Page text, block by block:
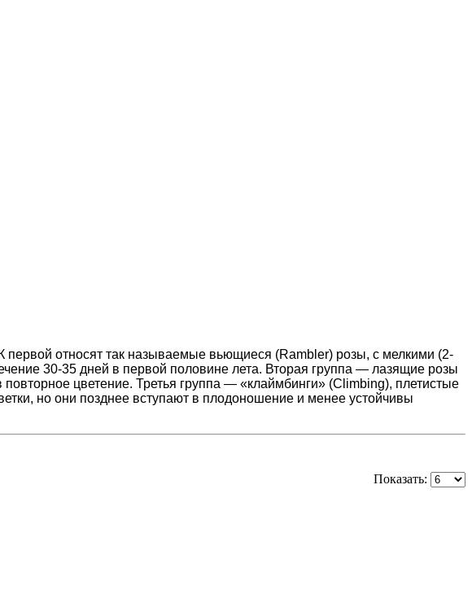
относят так называемые вьющиеся (Rambler) розы, c мелкими (2-
30-35 дней в первой половине лета. Вторая группа — лазящие розы
цветение. Третья группа — «клаймбинги» (Climbing), плетистые
но они позднее вступают в плодоношение и менее устойчивы
Показать: